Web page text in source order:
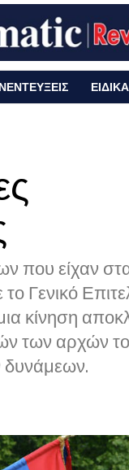
που είχαν
Γενικό
κίνηση
των αρχών
δυνάμεων.